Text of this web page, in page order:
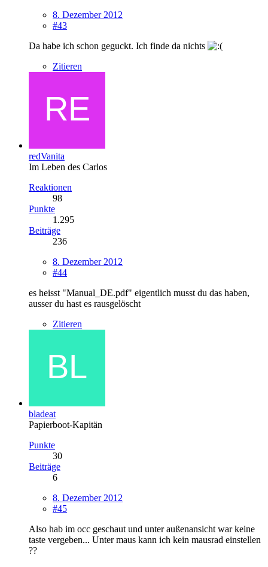
8. Dezember 2012
#43
Da habe ich schon geguckt. Ich finde da nichts
Zitieren
redVanita
Im Leben des Carlos
Reaktionen
98
Punkte
1.295
Beiträge
236
8. Dezember 2012
#44
es heisst "Manual_DE.pdf" eigentlich musst du das haben,
ausser du hast es rausgelöscht
Zitieren
bladeat
Papierboot-Kapitän
Punkte
30
Beiträge
6
8. Dezember 2012
#45
Also hab im occ geschaut und unter außenansicht war keine
taste vergeben... Unter maus kann ich kein mausrad einstellen
??